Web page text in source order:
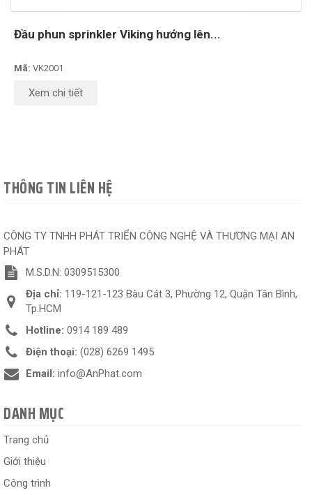
Đầu phun sprinkler Viking hướng lên...
Mã: VK2001
Xem chi tiết
THÔNG TIN LIÊN HỆ
CÔNG TY TNHH PHÁT TRIỂN CÔNG NGHỆ VÀ THƯƠNG MẠI AN
PHÁT
M.S.D.N: 0309515300
Địa chỉ: 119-121-123 Bàu Cát 3, Phường 12, Quận Tân Bình,
Tp.HCM
Hotline: 0914 189 489
Điện thoại: (028) 6269 1495
Email: info@AnPhat.com
DANH MỤC
Trang chủ
Giới thiệu
Công trình